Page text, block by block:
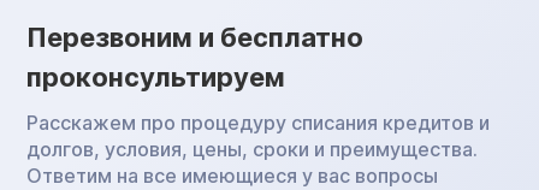
Перезвоним и бесплатно
проконсультируем
Расскажем про процедуру списания кредитов и
долгов, условия, цены, сроки и преимущества.
Ответим на все имеющиеся у вас вопросы